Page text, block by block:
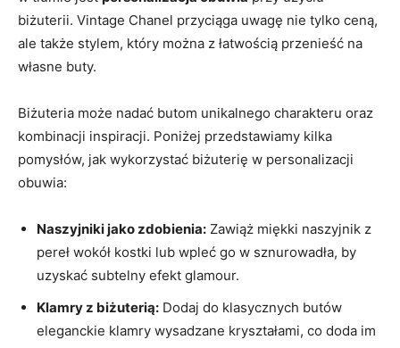
biżuterii. Vintage Chanel przyciąga uwagę nie tylko ceną,
ale także stylem, który można z łatwością przenieść na
własne buty.
Biżuteria może nadać butom unikalnego charakteru oraz
kombinacji inspiracji. Poniżej przedstawiamy kilka
pomysłów, jak wykorzystać biżuterię w personalizacji
obuwia:
Naszyjniki jako zdobienia: Zawiąż miękki naszyjnik z
pereł wokół kostki lub wpleć go w sznurowadła, by
uzyskać subtelny efekt glamour.
Klamry z biżuterią: Dodaj do klasycznych butów
eleganckie klamry wysadzane kryształami, co doda im